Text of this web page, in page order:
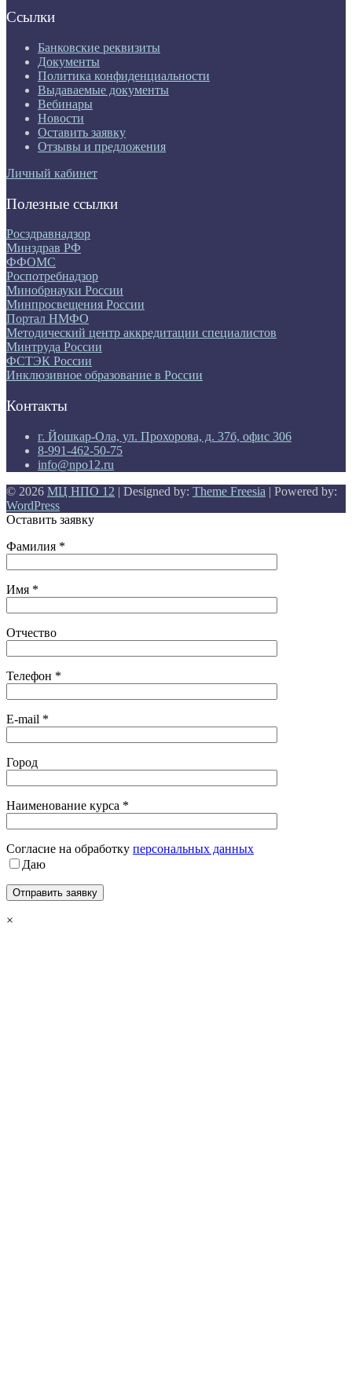
Ссылки
Банковские реквизиты
Документы
Политика конфиденциальности
Выдаваемые документы
Вебинары
Новости
Оставить заявку
Отзывы и предложения
Личный кабинет
Полезные ссылки
Росздравнадзор
Минздрав РФ
ФФОМС
Роспотребнадзор
Минобрнауки России
Минпросвещения России
Портал НМФО
Методический центр аккредитации специалистов
Минтруда России
ФСТЭК России
Инклюзивное образование в России
Контакты
г. Йошкар-Ола, ул. Прохорова, д. 37б, офис 306
8-991-462-50-75
info@npo12.ru
© 2026 МЦ НПО 12 | Designed by: Theme Freesia | Powered by:
WordPress
Оставить заявку
Фамилия *
Имя *
Отчество
Телефон *
E-mail *
Город
Наименование курса *
Cогласие на обработку персональных данных
Даю
×